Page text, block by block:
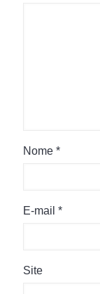
Nome *
E-mail *
Site